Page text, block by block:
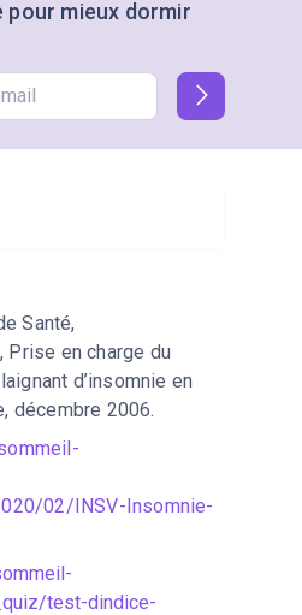
pour mieux dormir
Santé,
Prise en charge du
d’insomnie en
décembre 2006.
02/INSV-Insomnie-
test-dindice-